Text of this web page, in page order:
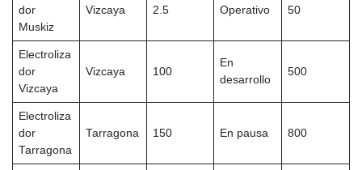
dor
Muskiz
Vizcaya 2.5 Operativo 50
Electroliza
dor
Vizcaya
Vizcaya 100
En
desarrollo
500
Electroliza
dor
Tarragona
Tarragona 150 En pausa 800